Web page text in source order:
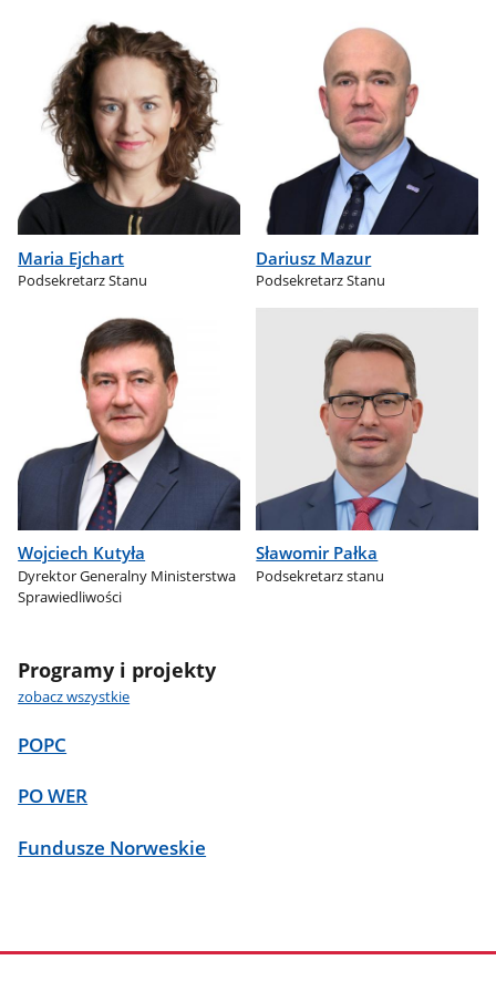
Maria Ejchart
Podsekretarz Stanu
Dariusz Mazur
Podsekretarz Stanu
Wojciech Kutyła
Dyrektor Generalny Ministerstwa
Sprawiedliwości
Sławomir Pałka
Podsekretarz stanu
Programy i projekty
zobacz wszystkie
POPC
PO WER
Fundusze Norweskie